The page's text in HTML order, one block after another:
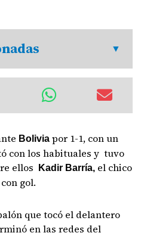
Bolivia por 1-1, con un
con los habituales y tuvo
ellos
Kadir Barría, el chico
gol.
que tocó el delantero
en las redes del